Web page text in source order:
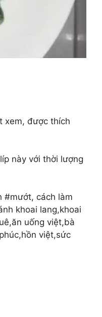
xem, được thích
này với thời lượng
#mướt, cách làm
khoai lang,khoai
uống việt,bà
việt,sức